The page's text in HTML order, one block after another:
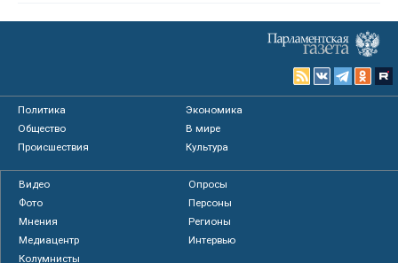
Политика
Экономика
Общество
В мире
Происшествия
Культура
Видео
Опросы
Фото
Персоны
Мнения
Регионы
Медиацентр
Интервью
Колумнисты